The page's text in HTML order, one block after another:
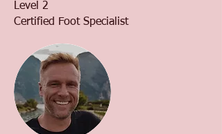
Level 2
Certified Foot Specialist